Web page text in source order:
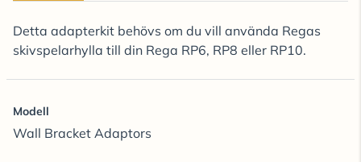
Detta adapterkit behövs om du vill använda Regas
skivspelarhylla till din Rega RP6, RP8 eller RP10.
Modell
Wall Bracket Adaptors